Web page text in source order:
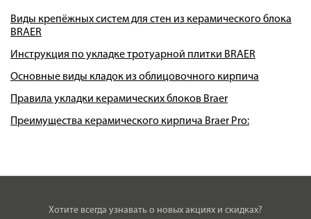
Виды крепёжных систем для стен из керамического блока
BRAER
Инструкция по укладке тротуарной плитки BRAER
Основные виды кладок из облицовочного кирпича
Правила укладки керамических блоков Braer
Преимущества керамического кирпича Braer Pro:
Хотите всегда узнавать о новых акциях и скидках?